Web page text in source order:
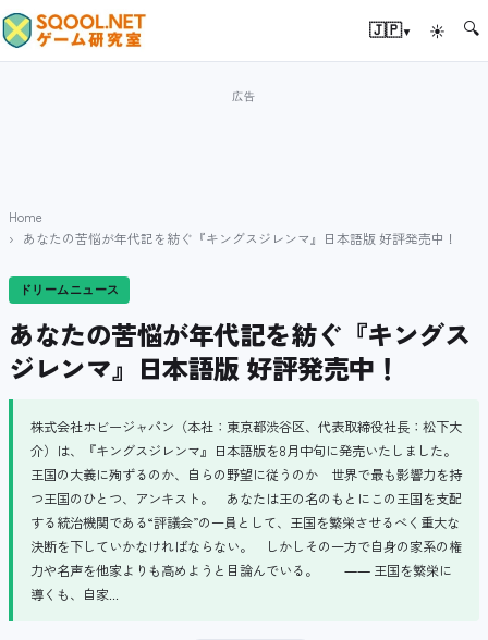
🇯🇵▾ ☀ 🔍
Home
あなたの苦悩が年代記を紡ぐ『キングスジレンマ』日本語版 好評発売中！
ドリームニュース
あなたの苦悩が年代記を紡ぐ『キングス
ジレンマ』日本語版 好評発売中！
株式会社ホビージャパン（本社：東京都渋谷区、代表取締役社長：松下大
介）は、『キングスジレンマ』日本語版を8月中旬に発売いたしました。
王国の大義に殉ずるのか、自らの野望に従うのか 世界で最も影響力を持
つ王国のひとつ、アンキスト。 あなたは王の名のもとにこの王国を支配
する統治機関である“評議会”の一員として、王国を繁栄させるべく重大な
決断を下していかなければならない。 しかしその一方で自身の家系の権
力や名声を他家よりも高めようと目論んでいる。 ―― 王国を繁栄に
導くも、自家...